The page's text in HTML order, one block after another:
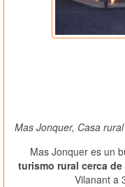
Mas Jonquer, Casa
Mas Jonquer es un
turismo rural cerca de
Vilanant a